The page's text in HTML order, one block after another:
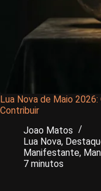
Lua Nova de Maio
Contribuir
Joao Matos
Lua Nova,
Manifestante,
7 minutos